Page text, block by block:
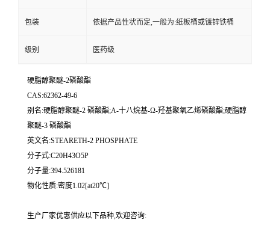
包装 依据产品性状而定,一般为:纸板桶或镀锌铁桶
级别 医药级
硬脂醇聚醚-2磷酸酯
CAS:62362-49-6
别名:硬脂醇聚醚-2 磷酸酯;Α-十八烷基-Ω-羟基聚氧乙烯磷酸酯;硬脂醇
聚醚-3 磷酸酯
英文名:STEARETH-2 PHOSPHATE
分子式:C20H43O5P
分子量:394.526181
物化性质:密度1.02[at20℃]
生产厂家优惠供应以下品种,欢迎咨询: